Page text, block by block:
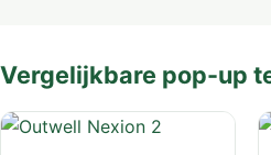
Vergelijkbare pop-up